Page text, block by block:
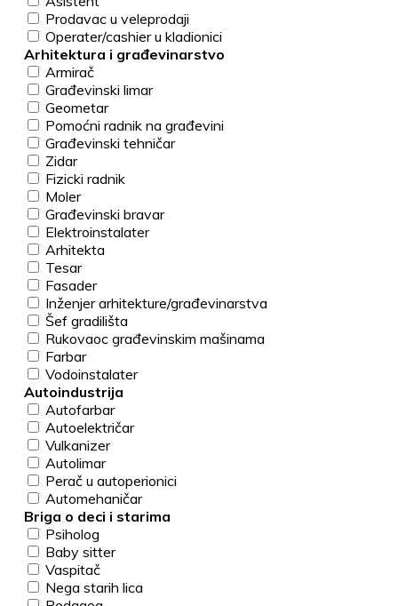
Prodavac u veleprodaji
Operater/cashier u kladionici
Arhitektura i građevinarstvo
Armirač
Građevinski limar
Geometar
Pomoćni radnik na građevini
Građevinski tehničar
Zidar
Fizicki radnik
Moler
Građevinski bravar
Elektroinstalater
Arhitekta
Tesar
Fasader
Inženjer arhitekture/građevinarstva
Šef gradilišta
Rukovaoc građevinskim mašinama
Farbar
Vodoinstalater
Autoindustrija
Autofarbar
Autoelektričar
Vulkanizer
Autolimar
Perač u autoperionici
Automehaničar
Briga o deci i starima
Psiholog
Baby sitter
Vaspitač
Nega starih lica